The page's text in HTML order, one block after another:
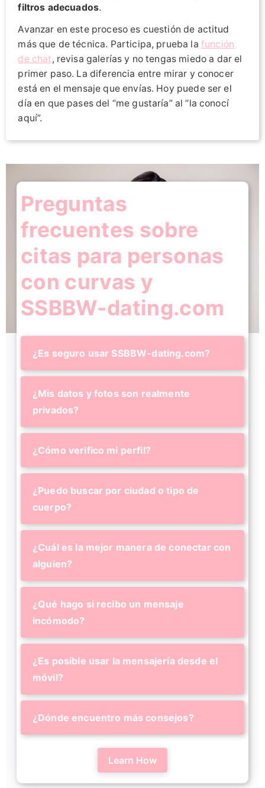
filtros adecuados.
Avanzar en este proceso es cuestión de actitud
más que de técnica. Participa, prueba la función
de chat, revisa galerías y no tengas miedo a dar el
primer paso. La diferencia entre mirar y conocer
está en el mensaje que envías. Hoy puede ser el
día en que pases del “me gustaría” al “la conocí
aquí”.
Preguntas
frecuentes sobre
citas para personas
con curvas y
SSBBW-dating.com
¿Es seguro usar SSBBW-dating.com?
¿Mis datos y fotos son realmente
privados?
¿Cómo verifico mi perfil?
¿Puedo buscar por ciudad o tipo de
cuerpo?
¿Cuál es la mejor manera de conectar con
alguien?
¿Qué hago si recibo un mensaje
incómodo?
¿Es posible usar la mensajería desde el
móvil?
¿Dónde encuentro más consejos?
Learn How